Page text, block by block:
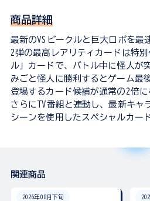
商品詳細
最新のVSビークルと巨大ロボを最
2弾の最高レアリティカードは特
ル」カードで、バトル中に怪人が
みごと怪人に勝利するとゲーム最
登場するカード候補が通常の2倍に
さらにTV番組と連動し、最新キャ
シーンを使用したスペシャルカー
関連商品
2026年08月下旬